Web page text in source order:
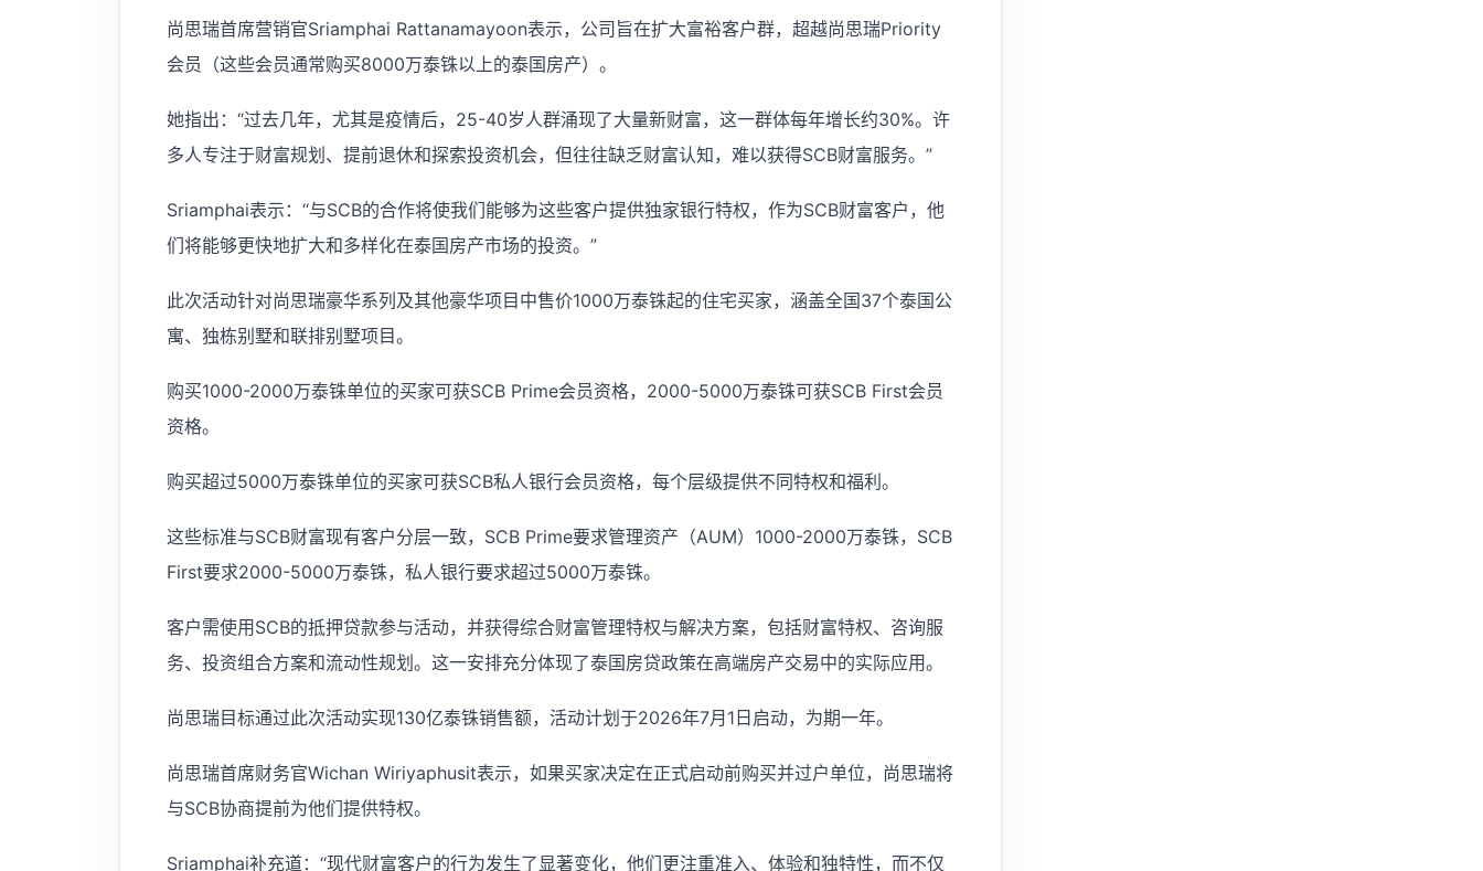
尚思瑞首席营销官Sriamphai Rattanamayoon表示，公司旨在扩大富裕客户群，超越尚思瑞Priority
会员（这些会员通常购买8000万泰铢以上的泰国房产）。
她指出：“过去几年，尤其是疫情后，25-40岁人群涌现了大量新财富，这一群体每年增长约30%。许
多人专注于财富规划、提前退休和探索投资机会，但往往缺乏财富认知，难以获得SCB财富服务。”
Sriamphai表示：“与SCB的合作将使我们能够为这些客户提供独家银行特权，作为SCB财富客户，他
们将能够更快地扩大和多样化在泰国房产市场的投资。”
此次活动针对尚思瑞豪华系列及其他豪华项目中售价1000万泰铢起的住宅买家，涵盖全国37个泰国公
寓、独栋别墅和联排别墅项目。
购买1000-2000万泰铢单位的买家可获SCB Prime会员资格，2000-5000万泰铢可获SCB First会员
资格。
购买超过5000万泰铢单位的买家可获SCB私人银行会员资格，每个层级提供不同特权和福利。
这些标准与SCB财富现有客户分层一致，SCB Prime要求管理资产（AUM）1000-2000万泰铢，SCB
First要求2000-5000万泰铢，私人银行要求超过5000万泰铢。
客户需使用SCB的抵押贷款参与活动，并获得综合财富管理特权与解决方案，包括财富特权、咨询服
务、投资组合方案和流动性规划。这一安排充分体现了泰国房贷政策在高端房产交易中的实际应用。
尚思瑞目标通过此次活动实现130亿泰铢销售额，活动计划于2026年7月1日启动，为期一年。
尚思瑞首席财务官Wichan Wiriyaphusit表示，如果买家决定在正式启动前购买并过户单位，尚思瑞将
与SCB协商提前为他们提供特权。
Sriamphai补充道：“现代财富客户的行为发生了显著变化，他们更注重准入、体验和独特性，而不仅